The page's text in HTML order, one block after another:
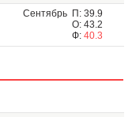
Сентябрь
П: 39.9
О: 43.2
Ф: 40.3